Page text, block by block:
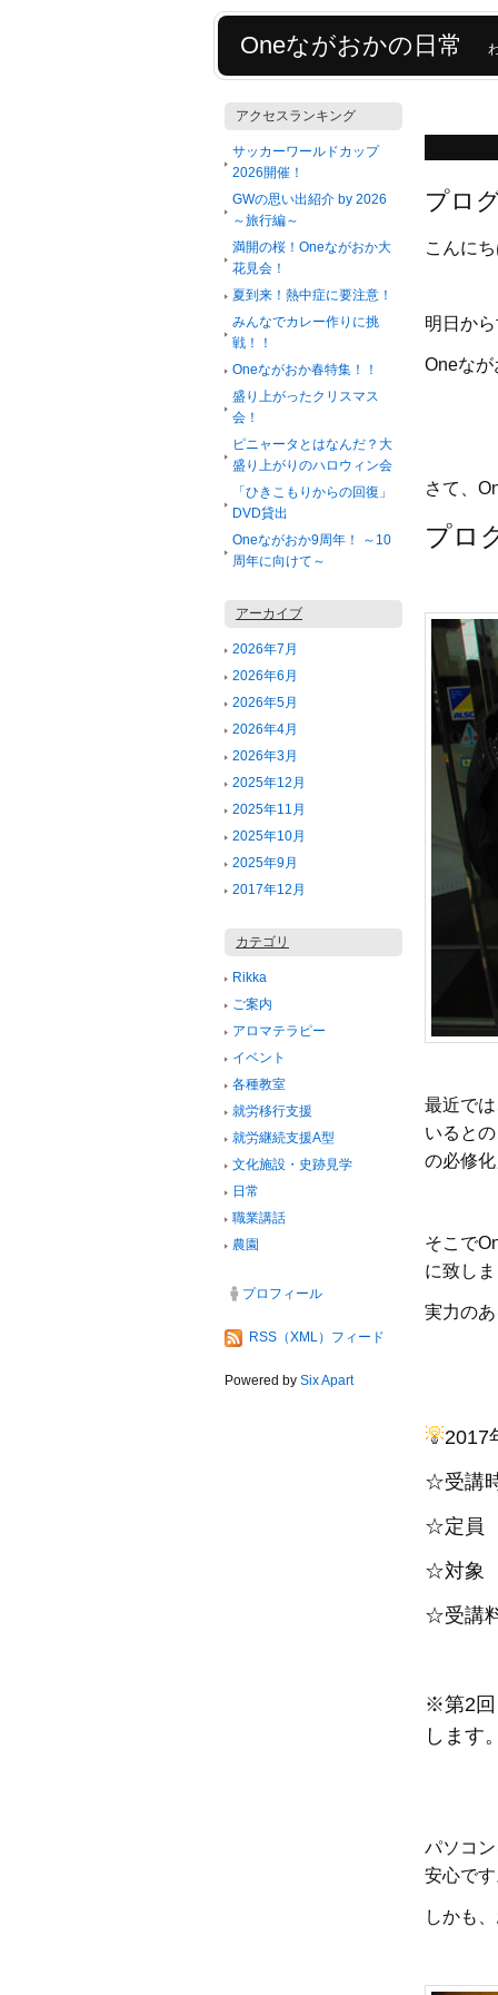
Oneながおかの日常
アクセスランキング
サッカーワールドカップ
2026開催！
GWの思い出紹介 by 2026
～旅行編～
満開の桜！Oneながおか大
花見会！
夏到来！熱中症に要注意！
みんなでカレー作りに挑
戦！！
Oneながおか春特集！！
盛り上がったクリスマス
会！
ピニャータとはなんだ？大
盛り上がりのハロウィン会
「ひきこもりからの回復」
DVD貸出
Oneながおか9周年！ ～10
周年に向けて～
アーカイブ
2026年7月
2026年6月
2026年5月
2026年4月
2026年3月
2025年12月
2025年11月
2025年10月
2025年9月
2017年12月
カテゴリ
Rikka
ご案内
アロマテラピー
イベント
各種教室
就労移行支援
就労継続支援A型
文化施設・史跡見学
日常
職業講話
農園
プロフィール
RSS（XML）フィード
Powered by Six Apart
プロ
こんに
明日か
Oneな
さて、
プロ
最近で
いると
の必修
そこで
に致し
実力の
2017
☆受講
☆定
☆対象
☆受講
※第2回
します
パソコ
安心で
しかも